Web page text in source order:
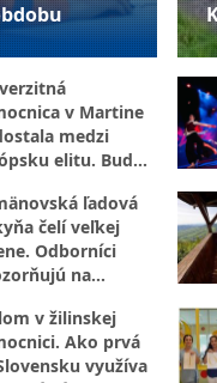
v Martine
medzi
elitu. Bude
ľadová
čelí veľkej
Odborníci
na
v žilinskej
Ako prvá
využíva